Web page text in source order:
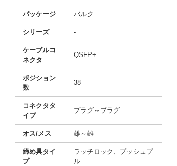
パッケージ バルク
シリーズ -
ケーブルコ
ネクタ
QSFP+
ポジション
数
38
コネクタタ
イプ
プラグ～プラグ
オス/メス 雄～雄
締め具タイ
プ
ラッチロック、プッシュプ
ル